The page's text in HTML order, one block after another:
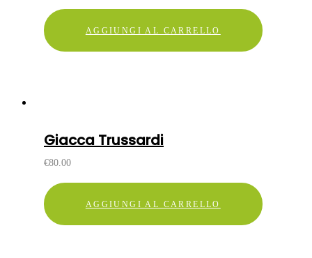
AGGIUNGI AL CARRELLO
Giacca Trussardi
€80.00
AGGIUNGI AL CARRELLO